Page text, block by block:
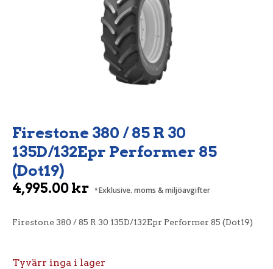
Firestone 380 / 85 R 30
135D/132Epr Performer 85
(Dot19)
4,995.00kr Exklusive. moms & miljöavgifter
Firestone 380 / 85 R 30 135D/132Epr Performer 85 (Dot19)
Tyvärr inga i lager